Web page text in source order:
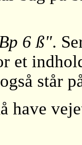
6 ß".
et
står
have